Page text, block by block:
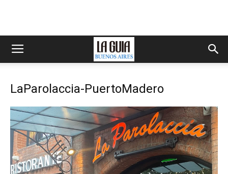
LaParolaccia-PuertoMadero